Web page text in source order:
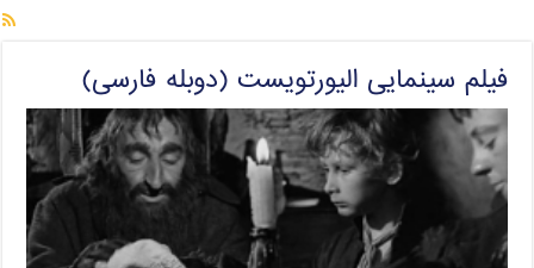
فیلم سینمایی الیورتویست (دوبله فارسی)